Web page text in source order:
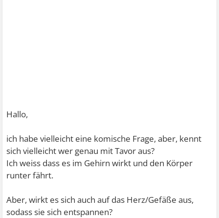
Hallo,
ich habe vielleicht eine komische Frage, aber, kennt
sich vielleicht wer genau mit Tavor aus?
Ich weiss dass es im Gehirn wirkt und den Körper
runter fährt.
Aber, wirkt es sich auch auf das Herz/Gefäße aus,
sodass sie sich entspannen?